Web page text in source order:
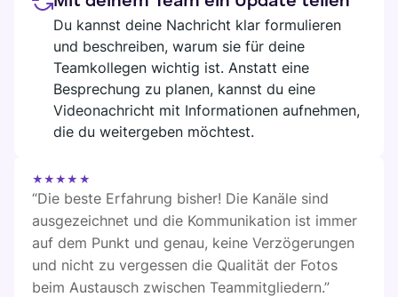
Plaky
Google Drive
All Integrationen anzeigen
MARKTPLATZ
Entdecke neue Apps, die perfekt zu den Anforderungen
deines Teams passen
DIGITALES HQ
Verbinde dein Team, deine Partner und deine Tools
Du kannst deine Nachricht klar formulieren
und beschreiben, warum sie für deine
Teamkollegen wichtig ist. Anstatt eine
Besprechung zu planen, kannst du eine
Videonachricht mit Informationen aufnehmen,
die du weitergeben möchtest.
★★★★★
“Die beste Erfahrung bisher! Die Kanäle sind
ausgezeichnet und die Kommunikation ist immer
auf dem Punkt und genau, keine Verzögerungen
und nicht zu vergessen die Qualität der Fotos
beim Austausch zwischen Teammitgliedern.”